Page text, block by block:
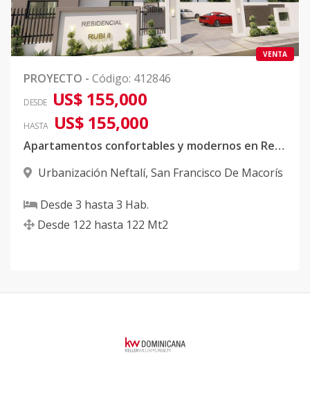
VENTA
PROYECTO - Código: 412846
DESDE US$ 155,000
HASTA US$ 155,000
Apartamentos confortables y modernos en Residencial Rubi II
Urbanización Neftalí, San Francisco De Macorís
Desde 3 hasta 3 Hab.
Desde 122 hasta 122 Mt2